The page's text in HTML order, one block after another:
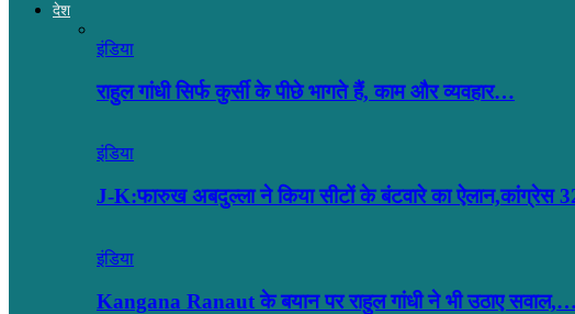
देश
इंडिया
राहुल गांधी सिर्फ कुर्सी के पीछे भागते हैं, काम और व्यवहार…
इंडिया
J-K:फारुख अबदुल्ला ने किया सीटों के बंटवारे का ऐलान,कांग्रेस
इंडिया
Kangana Ranaut के बयान पर राहुल गांधी ने भी उठाए सवाल,…